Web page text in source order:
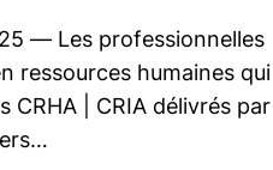
— Les professionnelles
ressources humaines qui
CRHA | CRIA délivrés par